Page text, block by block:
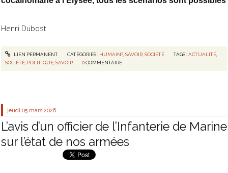
Henri Dubost
LIEN PERMANENT CATÉGORIES : HUMAIN?, SAVOIR, SOCIÉTÉ TAGS :ACTUALITÉ,
SOCIÉTÉ, POLITIQUE,SAVOIR 0 COMMENTAIRE
jeudi 05 mars 2026
L’avis d’un officier de l’Infanterie de Marine
sur l’état de nos armées